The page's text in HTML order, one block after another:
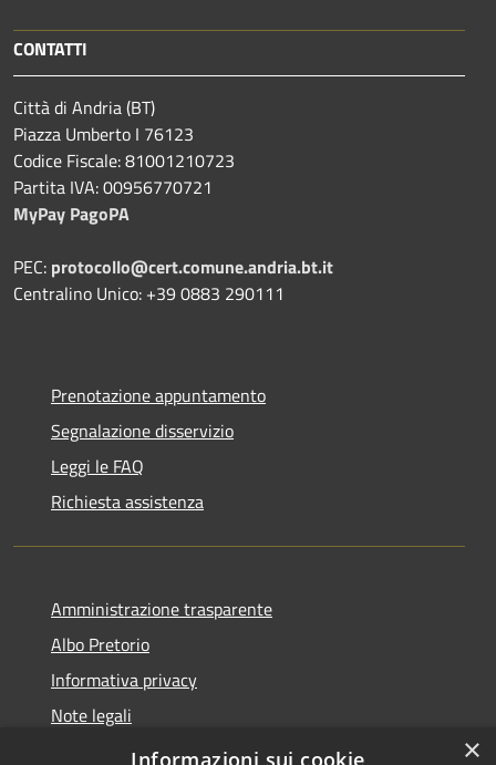
CONTATTI
Città di Andria (BT)
Piazza Umberto I 76123
Codice Fiscale: 81001210723
Partita IVA: 00956770721
MyPay PagoPA
PEC: protocollo@cert.comune.andria.bt.it
Centralino Unico: +39 0883 290111
Prenotazione appuntamento
Segnalazione disservizio
Leggi le FAQ
Richiesta assistenza
Amministrazione trasparente
Albo Pretorio
Informativa privacy
Note legali
Dichiarazione di accessibilità
×
Informazioni sui cookie